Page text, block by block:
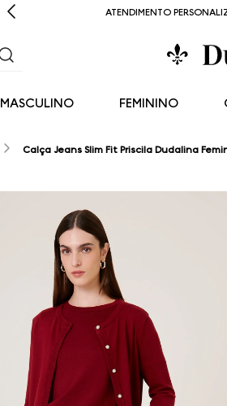
ATENDIMENTO
MASCULINO FEMININO
Calça Jeans Slim Fit Priscila Dudalina